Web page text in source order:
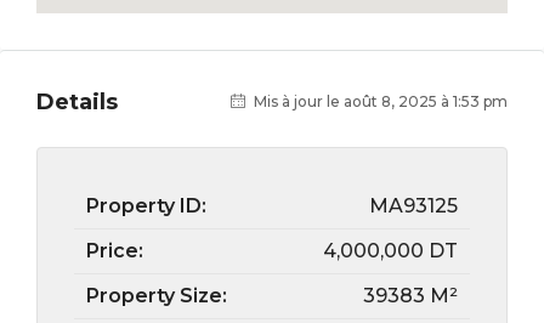
Details Mis à jour le août 8, 2025 à 1:53 pm
Property ID:
MA93125
Price:
4,000,000 DT
Property Size:
39383 M²